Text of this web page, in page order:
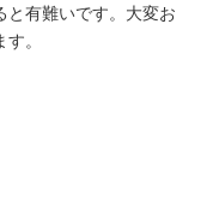
と有難いです。大変お
。